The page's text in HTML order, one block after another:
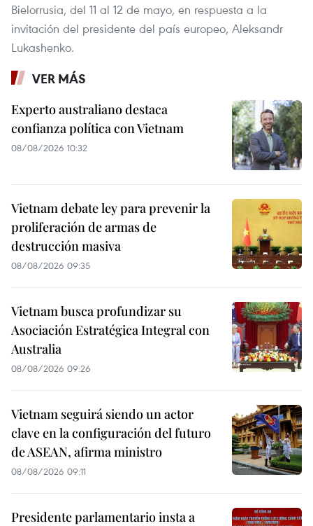
Bielorrusia, del 11 al 12 de mayo, en respuesta a la
invitación del presidente del país europeo, Aleksandr
Lukashenko.
VER MÁS
Experto australiano destaca
confianza política con Vietnam
08/08/2026 10:32
Vietnam debate ley para prevenir la
proliferación de armas de
destrucción masiva
08/08/2026 09:35
Vietnam busca profundizar su
Asociación Estratégica Integral con
Australia
08/08/2026 09:26
Vietnam seguirá siendo un actor
clave en la configuración del futuro
de ASEAN, afirma ministro
08/08/2026 09:11
Presidente parlamentario insta a